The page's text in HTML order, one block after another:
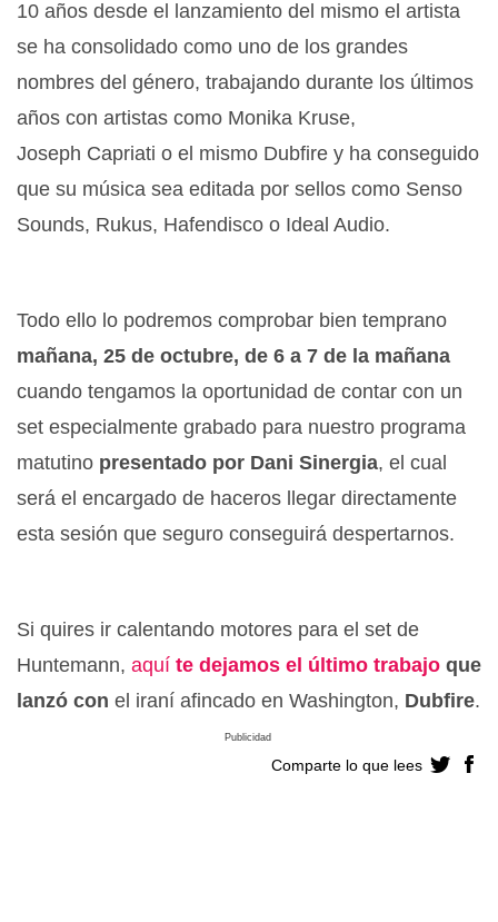
10 años desde el lanzamiento del mismo el artista
se ha consolidado como uno de los grandes
nombres del género, trabajando durante los últimos
años con artistas como Monika Kruse,
Joseph Capriati o el mismo Dubfire y ha conseguido
que su música sea editada por sellos como Senso
Sounds, Rukus, Hafendisco o Ideal Audio.
Todo ello lo podremos comprobar bien temprano
mañana, 25 de octubre, de 6 a 7 de la mañana
cuando tengamos la oportunidad de contar con un
set especialmente grabado para nuestro programa
matutino presentado por Dani Sinergia, el cual
será el encargado de haceros llegar directamente
esta sesión que seguro conseguirá despertarnos.
Si quires ir calentando motores para el set de
Huntemann, aquí te dejamos el último trabajo que
lanzó con el iraní afincado en Washington, Dubfire.
Comparte lo que lees
Publicidad